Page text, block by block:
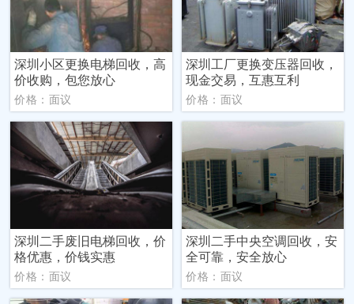
深圳小区更换电梯回收，高
价收购，包您放心
价格：面议
深圳工厂更换变压器回收，
现金交易，互惠互利
价格：面议
深圳二手废旧电梯回收，价
格优惠，价钱实惠
价格：面议
深圳二手中央空调回收，安
全可靠，安全放心
价格：面议